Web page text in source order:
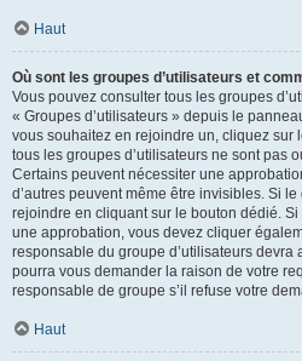
Haut
Où sont les groupes d’utilisateurs et
Vous pouvez consulter tous les groupes
« Groupes d’utilisateurs » depuis le
vous souhaitez en rejoindre un, cliquez sur
tous les groupes d’utilisateurs ne sont pas
Certains peuvent nécessiter une
d’autres peuvent même être invisibles. Si
rejoindre en cliquant sur le bouton dédié.
une approbation, vous devez cliquer
responsable du groupe d’utilisateurs devra
pourra vous demander la raison de votre
responsable de groupe s’il refuse votre
Haut